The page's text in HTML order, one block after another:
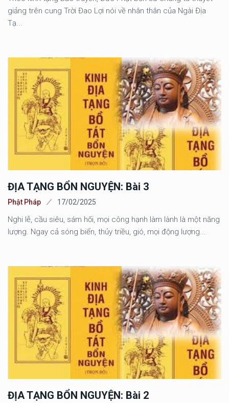
giảng trên cung Trời Đao Lợi nói về nhân thân của Ngài Địa
Tạ...
ĐỊA TẠNG BỔN NGUYỆN: Bài 3
Phật Pháp 17/02/2025
Nghi lễ, cầu siêu, sám hối, mọi công hạnh làm lành là một năng
lượng. Ngay cả sóng biển, thủy triều, gió, mọi động lượng...
ĐỊA TẠNG BỔN NGUYỆN: Bài 2